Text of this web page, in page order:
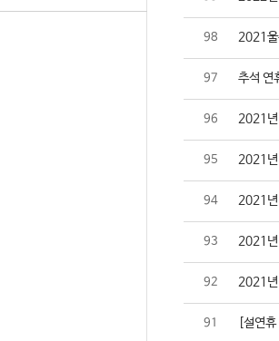
98 2021울
97 추석 연
96 2021년
95 2021년
94 2021년
93 2021년
92 2021년
91 [설연